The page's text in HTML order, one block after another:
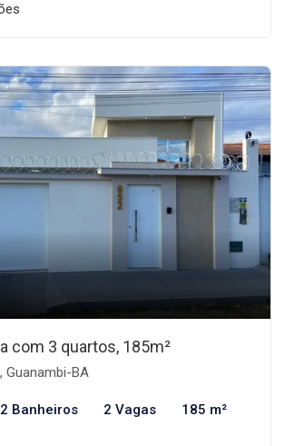
com 3 quartos, 185m²
Guanambi-BA
2 Banheiros 2 Vagas 185 m²